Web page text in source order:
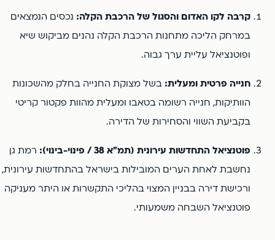
קרבה לקו האדום והסגול של הרכבת הקלה: נכסים הנמצאים
במרחק הליכה מתחנות הרכבת הקלה נהנים מביקוש שיא
ופוטנציאל עליית ערך גבוה.
חנייה פרטית ומעלית: בשל מצוקת החנייה בחלק מהשכונות
הוותיקות, חנייה רשומה בטאבו ומעלית מהוות פקטור קריטי
בקביעת השווי והסחירות של הדירה.
פוטנציאל התחדשות עירונית (תמ"א 38 / פינוי-בינוי): רמת גן
נחשבת לאחת הערים המובילות בישראל בהתחדשות עירונית,
ורכישת דירה בבניין המצוי בהליכי התקשרות או היתר מעניקה
פוטנציאל השבחה משמעותי.